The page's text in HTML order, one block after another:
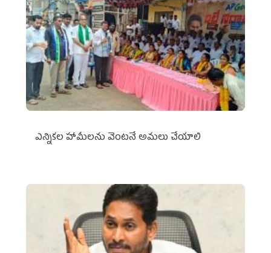
ఎన్నికల హామీలను వెంటనే అమలు చేయాలి